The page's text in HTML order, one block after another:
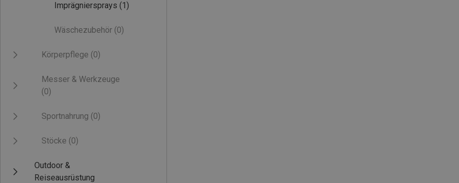
Imprägniersprays (1)
Wäschezubehör (0)
Körperpflege (0)
Messer & Werkzeuge
(0)
Sportnahrung (0)
Stöcke (0)
Outdoor &
Reiseausrüstung